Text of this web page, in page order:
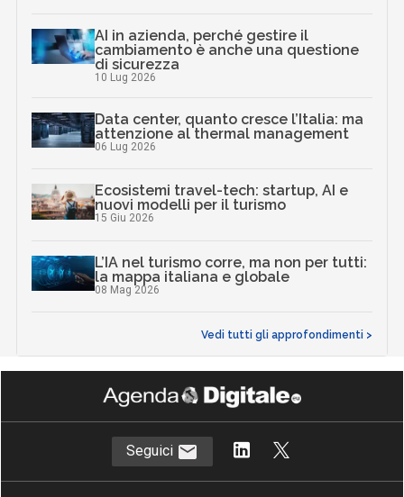
AI in azienda, perché gestire il
cambiamento è anche una questione
di sicurezza
10 Lug 2026
Data center, quanto cresce l’Italia: ma
attenzione al thermal management
06 Lug 2026
Ecosistemi travel-tech: startup, AI e
nuovi modelli per il turismo
15 Giu 2026
L’IA nel turismo corre, ma non per tutti:
la mappa italiana e globale
08 Mag 2026
Vedi tutti gli approfondimenti >
Seguici